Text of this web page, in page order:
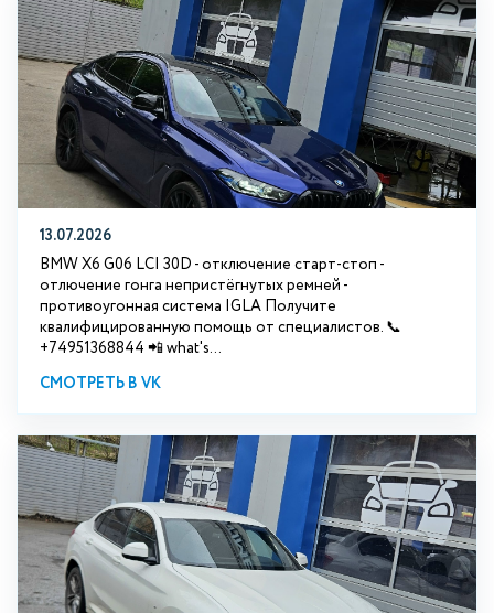
13.07.2026
BMW X6 G06 LCI 30D - отключение старт-стоп -
отлючение гонга непристёгнутых ремней -
противоугонная система IGLA Получите
квалифицированную помощь от специалистов. 📞
+74951368844 📲 what's...
СМОТРЕТЬ В VK